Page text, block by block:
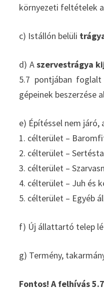
környezeti feltételek
c) Istállón belüli
d) Aszervestrágya
5.7 pontjában foglalt
gépeinek
e) Építéssel nem
1. célterület –
2. célterület –
3. célterület –
4. célterület – Juh és
5. célterület – Egyéb
f) Új állattartó telep
g) Termény,
Fontos! A felhívás